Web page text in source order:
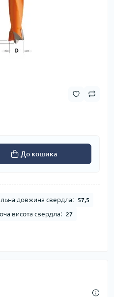
До кошика
довжина свердла: 57,5
висота свердла: 27